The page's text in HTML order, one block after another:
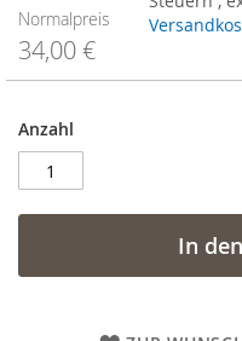
Normalpreis
34,00 €
Anzahl
In